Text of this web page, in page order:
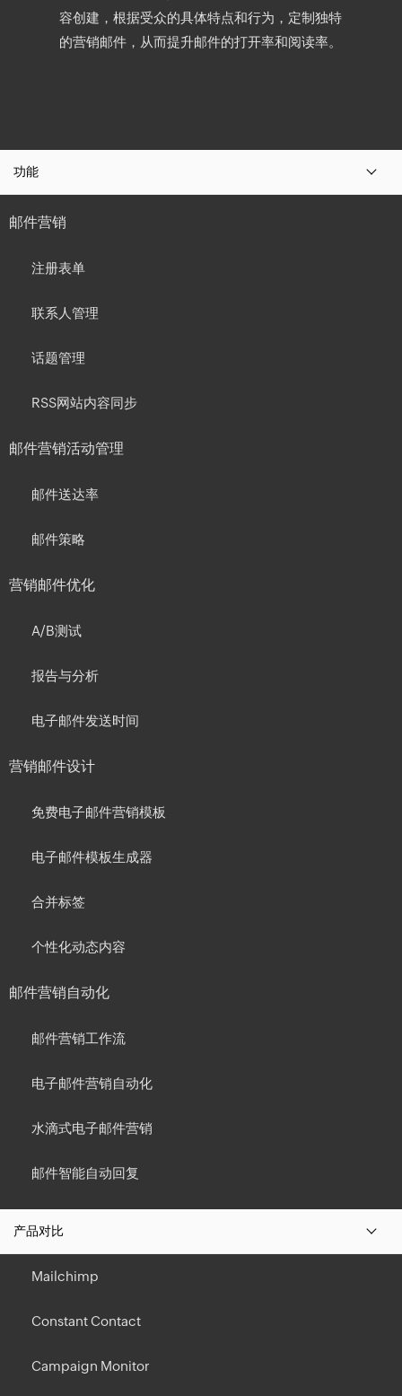
容创建，根据受众的具体特点和行为，定制独特
的营销邮件，从而提升邮件的打开率和阅读率。
功能
邮件营销
注册表单
联系人管理
话题管理
RSS网站内容同步
邮件营销活动管理
邮件送达率
邮件策略
营销邮件优化
A/B测试
报告与分析
电子邮件发送时间
营销邮件设计
免费电子邮件营销模板
电子邮件模板生成器
合并标签
个性化动态内容
邮件营销自动化
邮件营销工作流
电子邮件营销自动化
水滴式电子邮件营销
邮件智能自动回复
产品对比
Mailchimp
Constant Contact
Campaign Monitor